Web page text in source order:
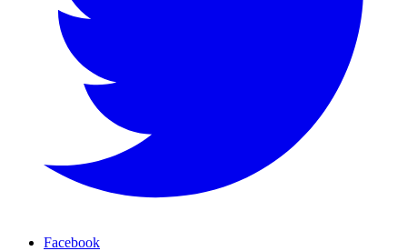
Facebook